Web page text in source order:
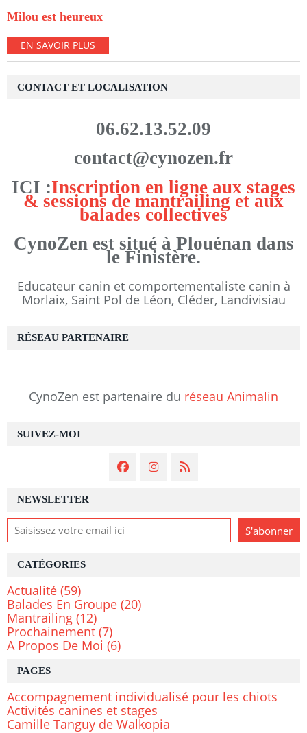
Milou est heureux
EN SAVOIR PLUS
NEWSLETTER
SUIVEZ-MOI
PAGES
Accompagnement individualisé pour les chiots
Activités canines et stages
Camille Tanguy de Walkopia
CATÉGORIES
Actualité (59)
Balades En Groupe (20)
Mantrailing (12)
Prochainement (7)
A Propos De Moi (6)
CONTACT ET LOCALISATION
06.62.13.52.09
contact@cynozen.fr
ICI :Inscription en ligne aux stages
& sessions de mantrailing et aux
balades collectives
CynoZen est situé à Plouénan dans
le Finistère.
Educateur canin et comportementaliste canin à
Morlaix, Saint Pol de Léon, Cléder, Landivisiau
RÉSEAU PARTENAIRE
CynoZen est partenaire du réseau Animalin